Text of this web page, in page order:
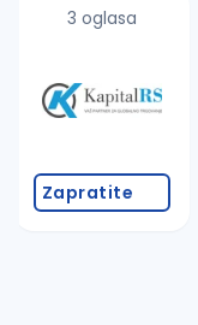
3 oglasa
Zapratite